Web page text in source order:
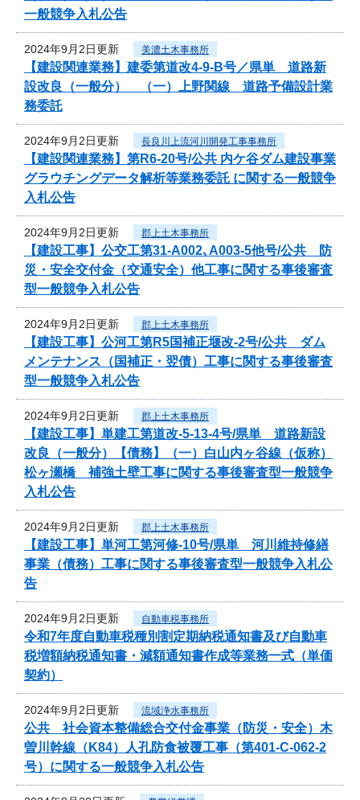
一般競争入札公告
2024年9月2日更新 美濃土木事務所
【建設関連業務】建委第道改4-9-B号／県単 道路新
設改良（一般分） （一）上野関線 道路予備設計業
務委託
2024年9月2日更新 長良川上流河川開発工事事務所
【建設関連業務】第R6-20号/公共 内ケ谷ダム建設事業
グラウチングデータ解析等業務委託 に関する一般競争
入札公告
2024年9月2日更新 郡上土木事務所
【建設工事】公交工第31-A002､A003-5他号/公共 防
災・安全交付金（交通安全）他工事に関する事後審査
型一般競争入札公告
2024年9月2日更新 郡上土木事務所
【建設工事】公河工第R5国補正堰改-2号/公共 ダム
メンテナンス（国補正・翌債）工事に関する事後審査
型一般競争入札公告
2024年9月2日更新 郡上土木事務所
【建設工事】単建工第道改-5-13-4号/県単 道路新設
改良（一般分）【債務】（一）白山内ヶ谷線（仮称）
松ヶ瀬橋 補強土壁工事に関する事後審査型一般競争
入札公告
2024年9月2日更新 郡上土木事務所
【建設工事】単河工第河修-10号/県単 河川維持修繕
事業（債務）工事に関する事後審査型一般競争入札公
告
2024年9月2日更新 自動車税事務所
令和7年度自動車税種別割定期納税通知書及び自動車
税増額納税通知書・減額通知書作成等業務一式（単価
契約）
2024年9月2日更新 流域浄水事務所
公共 社会資本整備総合交付金事業（防災・安全）木
曽川幹線（K84）人孔防食被覆工事（第401-C-062-2
号）に関する一般競争入札公告